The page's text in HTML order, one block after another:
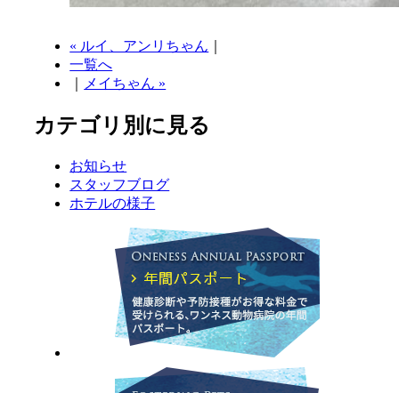
« ルイ、アンリちゃん
一覧へ
メイちゃん »
カテゴリ別に見る
お知らせ
スタッフブログ
ホテルの様子